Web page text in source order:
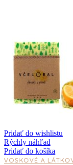
Pridať do wishlistu
Rýchly náhľad
Pridať do košíka
VOSKOVÉ A